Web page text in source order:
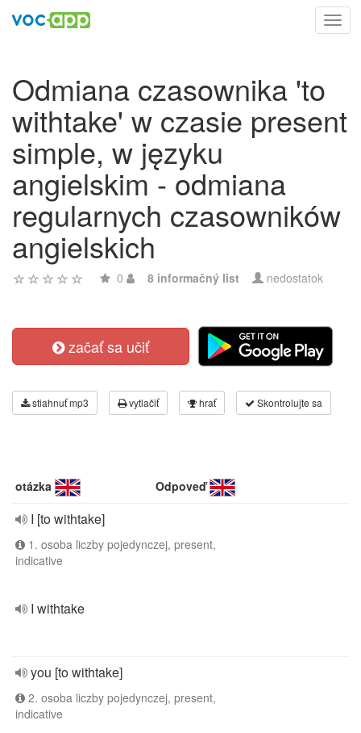
Odmiana czasownika 'to
withtake' w czasie present
simple, w języku
angielskim - odmiana
regularnych czasowników
angielskich
0 8 informačný list nedostatok
začať sa učiť
stiahnuť mp3 vytlačiť hrať Skontrolujte sa
otázka Odpoveď
I [to withtake]
1. osoba liczby pojedynczej, present,
indicative
I withtake
you [to withtake]
2. osoba liczby pojedynczej, present,
indicative